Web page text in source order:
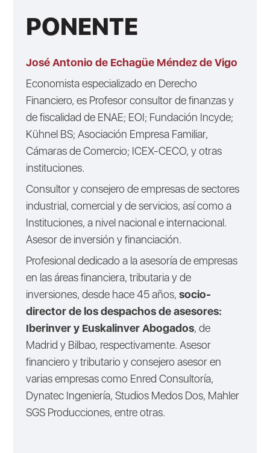
PONENTE
José Antonio de Echagüe Méndez de Vigo
Economista especializado en Derecho
Financiero, es Profesor consultor de finanzas y
de fiscalidad de ENAE; EOI; Fundación Incyde;
Kühnel BS; Asociación Empresa Familiar,
Cámaras de Comercio; ICEX-CECO, y otras
instituciones.
Consultor y consejero de empresas de sectores
industrial, comercial y de servicios, así como a
Instituciones, a nivel nacional e internacional.
Asesor de inversión y financiación.
Profesional dedicado a la asesoría de empresas
en las áreas financiera, tributaria y de
inversiones, desde hace 45 años, socio-
director de los despachos de asesores:
Iberinver y Euskalinver Abogados, de
Madrid y Bilbao, respectivamente. Asesor
financiero y tributario y consejero asesor en
varias empresas como Enred Consultoría,
Dynatec Ingeniería, Studios Medos Dos, Mahler
SGS Producciones, entre otras.